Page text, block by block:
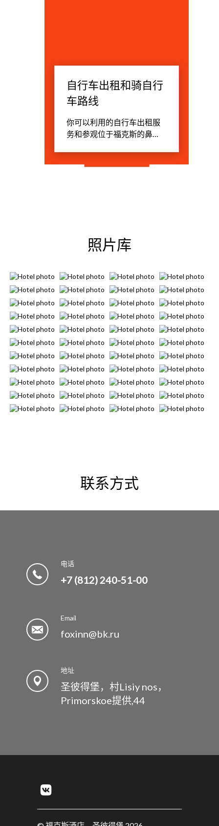
自行车出租和骑自行
车路线
你可以利用的自行车出租服
务和参观位于福克斯的鼻
探索历史悠久的彼得罗夫斯
基公园参观的前武库建设以
照片库
联系方式
电话
+7 (812) 240-51-00
Email
foxinn@bk.ru
地址
圣彼得堡，村Lisiy nos，
Primorskoe提供,44